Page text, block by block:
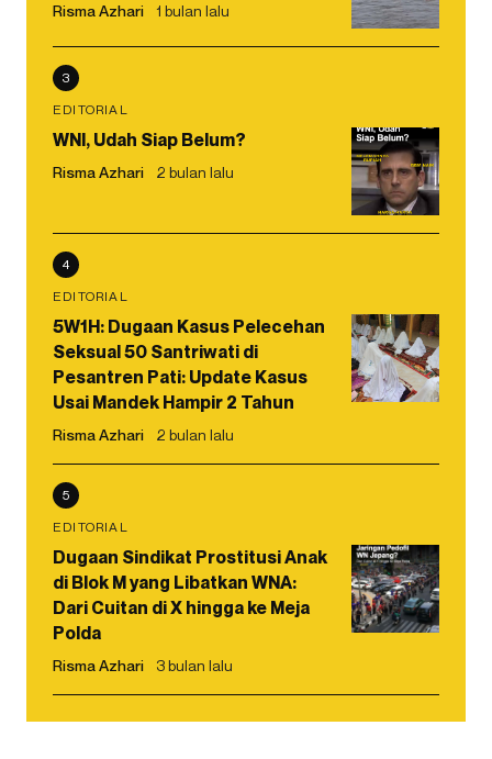
Risma Azhari 1 bulan lalu
3
EDITORIAL
WNI, Udah Siap Belum?
Risma Azhari 2 bulan lalu
4
EDITORIAL
5W1H: Dugaan Kasus Pelecehan
Seksual 50 Santriwati di
Pesantren Pati: Update Kasus
Usai Mandek Hampir 2 Tahun
Risma Azhari 2 bulan lalu
5
EDITORIAL
Dugaan Sindikat Prostitusi Anak
di Blok M yang Libatkan WNA:
Dari Cuitan di X hingga ke Meja
Polda
Risma Azhari 3 bulan lalu